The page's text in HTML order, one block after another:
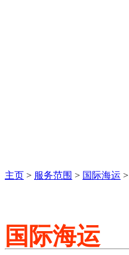
主页 > 服务范围 > 国际海运 >
国际海运